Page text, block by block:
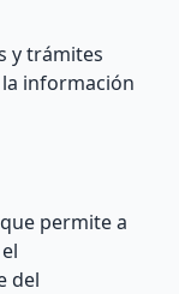
y trámites
información
permite a
del